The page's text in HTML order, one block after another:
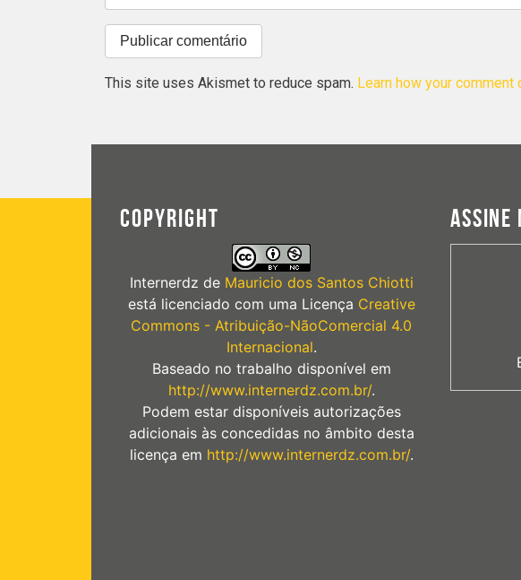
This site uses Akismet to reduce spam. Learn how your
COPYRIGHT
Internerdz de Mauricio dos Santos Chiotti
está licenciado com uma Licença Creative
Commons - Atribuição-NãoComercial 4.0
Internacional.
Baseado no trabalho disponível em
http://www.internerdz.com.br/.
Podem estar disponíveis autorizações
adicionais às concedidas no âmbito desta
licença em http://www.internerdz.com.br/.
ASSINE